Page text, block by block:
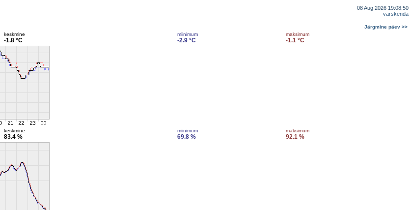
08 Aug 2026 19:08:50
värskenda
Järgmine päev >>
keskmine
-1.8 °C
miinimum
-2.9 °C
maksimum
-1.1 °C
keskmine
83.4 %
miinimum
69.8 %
maksimum
92.1 %